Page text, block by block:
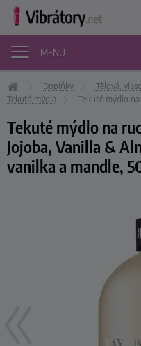
MENU
Doplňky Tělová,
Tekutá mýdla
Tekuté mýdlo
Tekuté mýdlo na
Jojoba, Vanilla &
vanilka a mandle,